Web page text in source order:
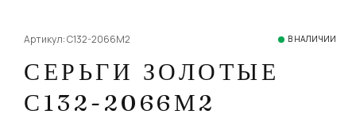
Артикул: С132-2066М2 В НАЛИЧИИ
СЕРЬГИ ЗОЛОТЫЕ
С132-2066М2